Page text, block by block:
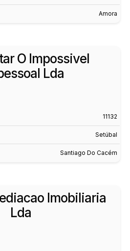
Amora
O Impossivel
Lda
11132
Setúbal
Santiago Do Cacém
Imobiliaria
Lda